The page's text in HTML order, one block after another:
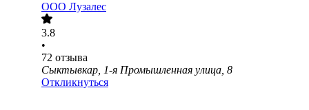
ООО Лузалес
3.8
•
72 отзыва
Сыктывкар, 1-я Промышленная улица, 8
Откликнуться